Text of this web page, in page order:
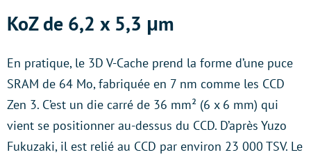
KoZ de 6,2 x 5,3 μm
En pratique, le 3D V-Cache prend la forme d’une puce
SRAM de 64 Mo, fabriquée en 7 nm comme les CCD
Zen 3. C’est un die carré de 36 mm² (6 x 6 mm) qui
vient se positionner au-dessus du CCD. D’après Yuzo
Fukuzaki, il est relié au CCD par environ 23 000 TSV. Le